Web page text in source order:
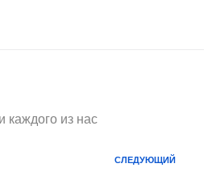
каждого из нас
СЛЕДУЮЩИЙ